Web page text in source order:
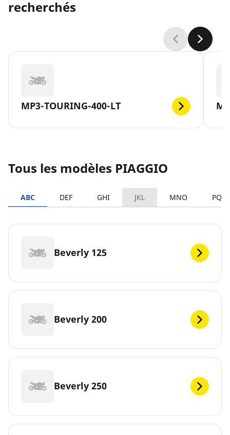
recherchés
MP3-TOURING-400-LT
Tous les modèles PIAGGIO
ABC DEF GHI JKL MNO PQRS
Beverly 125
Beverly 200
Beverly 250